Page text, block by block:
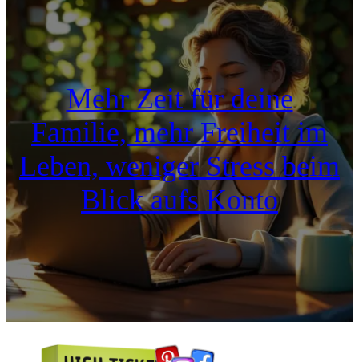
Mehr Zeit für deine
Familie, mehr Freiheit im
Leben, weniger Stress beim
Blick aufs Konto